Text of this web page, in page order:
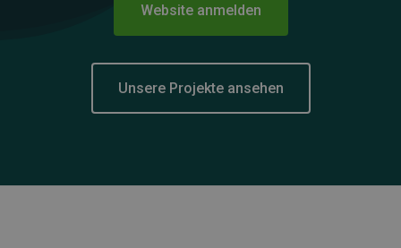
Website anmelden
Unsere Projekte ansehen